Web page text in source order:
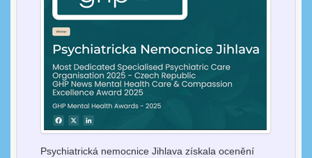
Psychiatrická nemocnice Jihlava získala ocenění